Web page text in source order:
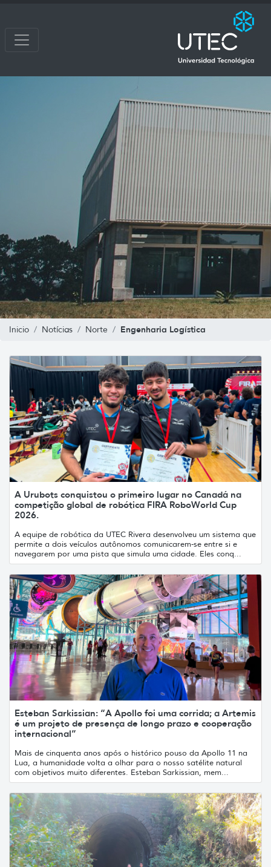
Inicio Notícias Norte Engenharia Logística
A Urubots conquistou o primeiro lugar no Canadá na
competição global de robótica FIRA RoboWorld Cup
2026.
A equipe de robótica da UTEC Rivera desenvolveu um sistema que
permite a dois veículos autônomos comunicarem-se entre si e
navegarem por uma pista que simula uma cidade. Eles conq...
Esteban Sarkissian: “A Apollo foi uma corrida; a Artemis
é um projeto de presença de longo prazo e cooperação
internacional”
Mais de cinquenta anos após o histórico pouso da Apollo 11 na
Lua, a humanidade volta a olhar para o nosso satélite natural
com objetivos muito diferentes. Esteban Sarkissian, mem...